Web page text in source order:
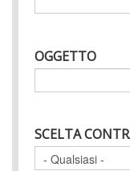
OGGETTO
SCELTA